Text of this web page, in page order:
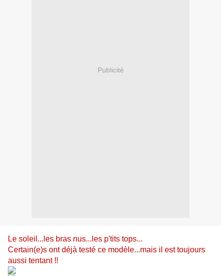
Publicité
Le soleil...les bras nus...les p'tits tops...
Certain(e)s ont déjà testé ce modèle...mais il est toujours
aussi tentant !!